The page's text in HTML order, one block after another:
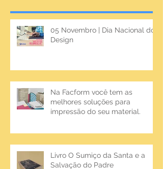
05 Novembro | Dia Nacional do
Design
Na Facform você tem as
melhores soluções para
impressão do seu material.
Livro O Sumiço da Santa e a
Salvação do Padre